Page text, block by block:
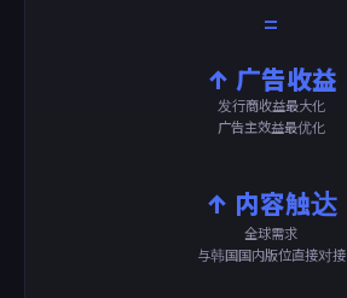
=
↑ 广告收益
发行商收益最大化
广告主效益最优化
↑ 内容触达
全球需求
与韩国国内版位直接对接